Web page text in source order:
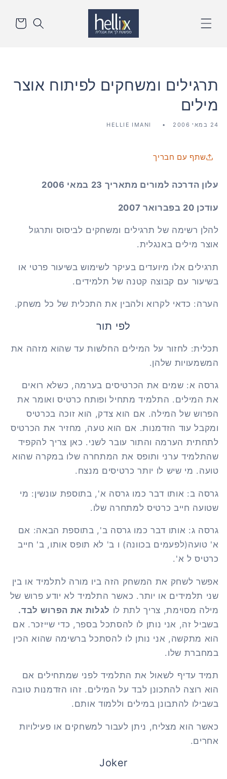
לתוכן
סל
הקניות
תרגילים ומשחקים לפיתוח אוצר
מילים
24 במאי 2006 HELLIE IMANI
שתף עם חבריך
עלון הדרכה למורים מתאריך 23 במאי 2006
עודכן 20 בפברואר 2007
להלן רשימה של תרגילים ומשחקים לביסוס ותרגול
אוצר מילים באנגלית.
תרגילים אלו מיועדים בעיקר לשימוש בשיעור פרטי או
בשיעור עם קבוצה קטנה של תלמידים.
הערה: כדאי לקרוא ולהבין את התכלית של כל משחק.
לפי תור
תכלית: לחזור על המילים החלשות עד שהוא מזהה את
המשמעויות שלהן.
גרסה א: שמים את הכרטיסים בערמה, כשלא רואים
את המילים. התלמיד מתחיל ופותח כרטיס ואומר את
הפרוש של המילה. אם הוא צדק, הוא זוכה בכרטיס
ומקבל עוד הזדמנות. אם הוא טעה, מחזיר את הכרטיס
לתחתית הערמה והתור עובר לשני. כאן צריך להקפיד
שהתלמיד ערני ותופס את המתחרה שלו במקרה שהוא
טועה. מי שיש לו יותר כרטיסים מנצח.
גרסה ב: אותו דבר כמו גרסה א', בתוספת עונשין: מי
שטועה חייב כרטיס למתחרה שלו.
גרסה ג: אותו דבר כמו גרסה ב', בתוספת הבאה: אם
א' טועה(לפעמים בכוונה) ו ב' לא תופס אותו, ב' חייב
כרטיס ל א'.
אפשר לשחק את המשחק הזה ביו מורה לתלמיד או בין
שני תלמידים או יותר. כאשר התלמיד לא יודע פרוש של
מילה מסוימת, צריך לתת לו לגלות את הפרוש לבד.
בשביל זה, אני נותן לו להסתכל בספר, כדי שייזכר. אם
הוא מתקשה, אני נותן לו להסתכל ברשימה שהוא הכין
במחברת שלו.
תמיד עדיף לשאול את התלמיד לפני שמתחילים אם
הוא רוצה להתכונן לבד על המילים. זהו הזדמנות טובה
בשבילו להתבונן במילים וללמוד אותם.
כאשר הוא מצליח, ניתן לעבור למשחקים או פעילויות
אחרים.
Joker